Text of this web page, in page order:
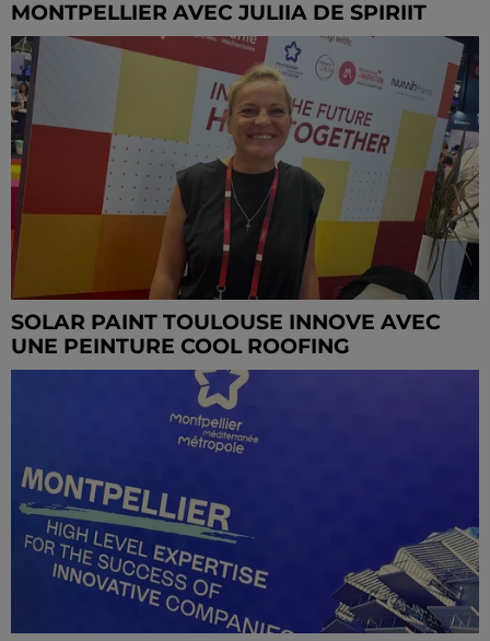
MONTPELLIER AVEC JULIIA DE SPIRIIT
SOLAR PAINT TOULOUSE INNOVE AVEC
UNE PEINTURE COOL ROOFING